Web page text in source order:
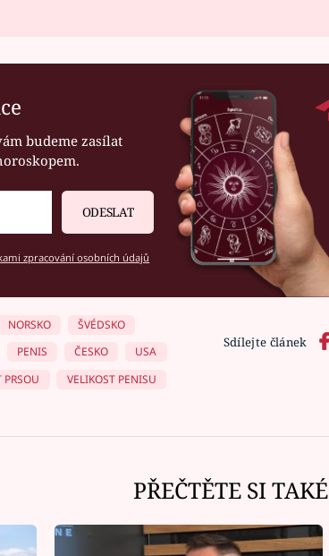
budeme zasílat
ODESLAT
zpracování osobních údajů
Sdílejte článek
NORSKO
ŠVÉDSKO
PENIS ČESKO
USA
PRSOU VELIKOST PENISU
PŘEČTĚTE SI TAKÉ